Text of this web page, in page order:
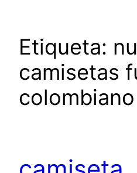
Etiqueta:
camisetas